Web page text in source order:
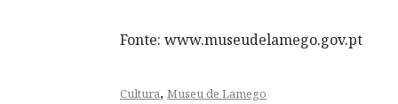
Fonte: www.museudelamego.gov.pt
Cultura, Museu de Lamego